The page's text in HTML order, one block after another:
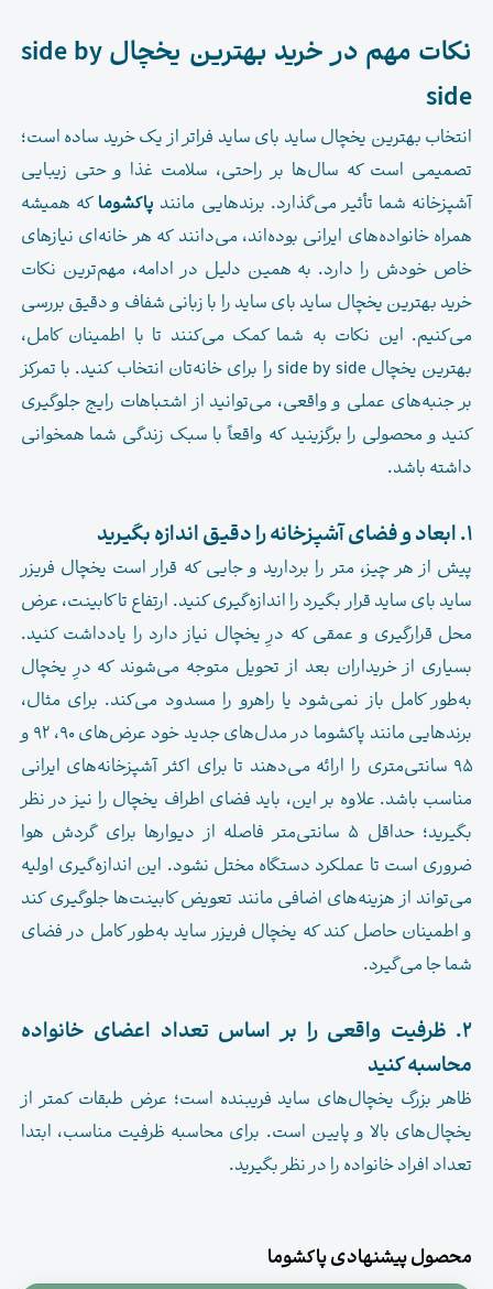
نکات مهم در خرید بهترین یخچال side by
side
انتخاب بهترین یخچال ساید بای ساید فراتر از یک خرید ساده است؛
تصمیمی است که سال‌ها بر راحتی، سلامت غذا و حتی زیبایی
آشپزخانه شما تأثیر می‌گذارد. برندهایی مانند پاکشوماکه همیشه
همراه خانواده‌های ایرانی بوده‌اند، می‌دانند که هر خانه‌ای نیازهای
خاص خودش را دارد. به همین دلیل در ادامه، مهم‌ترین نکات
خرید بهترین یخچال ساید بای ساید را با زبانی شفاف و دقیق بررسی
می‌کنیم. این نکات به شما کمک می‌کنند تا با اطمینان کامل،
بهترین یخچال side by side را برای خانه‌تان انتخاب کنید. با تمرکز
بر جنبه‌های عملی و واقعی، می‌توانید از اشتباهات رایج جلوگیری
کنید و محصولی را برگزینید که واقعاً با سبک زندگی شما همخوانی
داشته باشد.
۱. ابعاد و فضای آشپزخانه را دقیق اندازه بگیرید
پیش از هر چیز، متر را بردارید و جایی که قرار است یخچال فریزر
ساید بای ساید قرار بگیرد را اندازه‌گیری کنید. ارتفاع تا کابینت، عرض
محل قرارگیری و عمقی که درِ یخچال نیاز دارد را یادداشت کنید.
بسیاری از خریداران بعد از تحویل متوجه می‌شوند که درِ یخچال
به‌طور کامل باز نمی‌شود یا راهرو را مسدود می‌کند. برای مثال،
برندهایی مانند پاکشوما در مدل‌های جدید خود عرض‌های ۹۰، ۹۲ و
۹۵ سانتی‌متری را ارائه می‌دهند تا برای اکثر آشپزخانه‌های ایرانی
مناسب باشد. علاوه بر این، باید فضای اطراف یخچال را نیز در نظر
بگیرید؛ حداقل ۵ سانتی‌متر فاصله از دیوارها برای گردش هوا
ضروری است تا عملکرد دستگاه مختل نشود. این اندازه‌گیری اولیه
می‌تواند از هزینه‌های اضافی مانند تعویض کابینت‌ها جلوگیری کند
و اطمینان حاصل کند که یخچال فریزر ساید به‌طور کامل در فضای
شما جا می‌گیرد.
۲. ظرفیت واقعی را بر اساس تعداد اعضای خانواده
محاسبه کنید
ظاهر بزرگ یخچال‌های ساید فریبنده است؛ عرض طبقات کمتر از
یخچال‌های بالا و پایین است. برای محاسبه ظرفیت مناسب، ابتدا
تعداد افراد خانواده را در نظر بگیرید.
محصول پیشنهادی پاکشوما